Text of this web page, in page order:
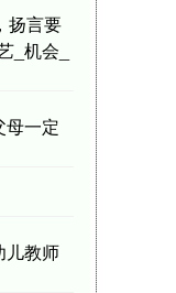
扬言要
机会_
母一定
儿教师